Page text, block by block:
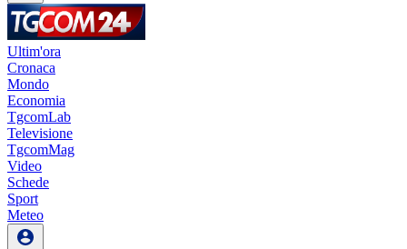
Ultim'ora
Cronaca
Mondo
Economia
TgcomLab
Televisione
TgcomMag
Video
Schede
Sport
Meteo